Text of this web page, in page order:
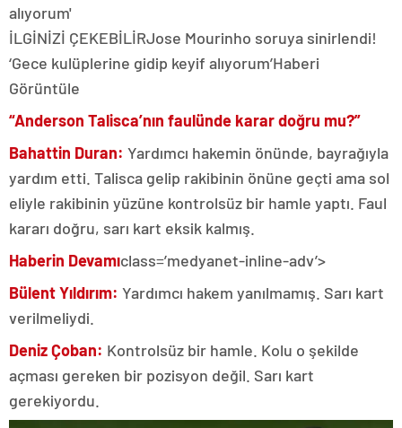
İLGİNİZİ ÇEKEBİLİRJose Mourinho soruya sinirlendi!
‘Gece kulüplerine gidip keyif alıyorum’Haberi
Görüntüle
“Anderson Talisca’nın faulünde karar doğru mu?”
Bahattin Duran: Yardımcı hakemin önünde, bayrağıyla
yardım etti. Talisca gelip rakibinin önüne geçti ama sol
eliyle rakibinin yüzüne kontrolsüz bir hamle yaptı. Faul
kararı doğru, sarı kart eksik kalmış.
Haberin Devamıclass=’medyanet-inline-adv’>
Bülent Yıldırım: Yardımcı hakem yanılmamış. Sarı kart
verilmeliydi.
Deniz Çoban: Kontrolsüz bir hamle. Kolu o şekilde
açması gereken bir pozisyon değil. Sarı kart
gerekiyordu.